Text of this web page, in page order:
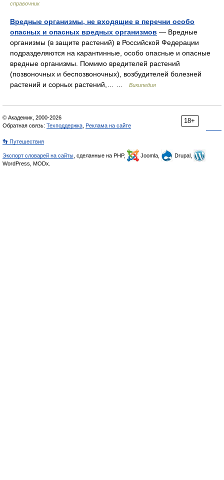
справочник
Вредные организмы, не входящие в перечни особо
опасных и опасных вредных организмов — Вредные
организмы (в защите растений) в Российской Федерации
подразделяются на карантинные, особо опасные и опасные
вредные организмы. Помимо вредителей растений
(позвоночных и беспозвоночных), возбудителей болезней
растений и сорных растений,… …
Википедия
18+
© Академик, 2000-2026
Обратная связь: Техподдержка Реклама на сайте
👣 Путешествия
Экспорт словарей на сайты , сделанные на PHP, Joomla,
Drupal,
WordPress, MODx.